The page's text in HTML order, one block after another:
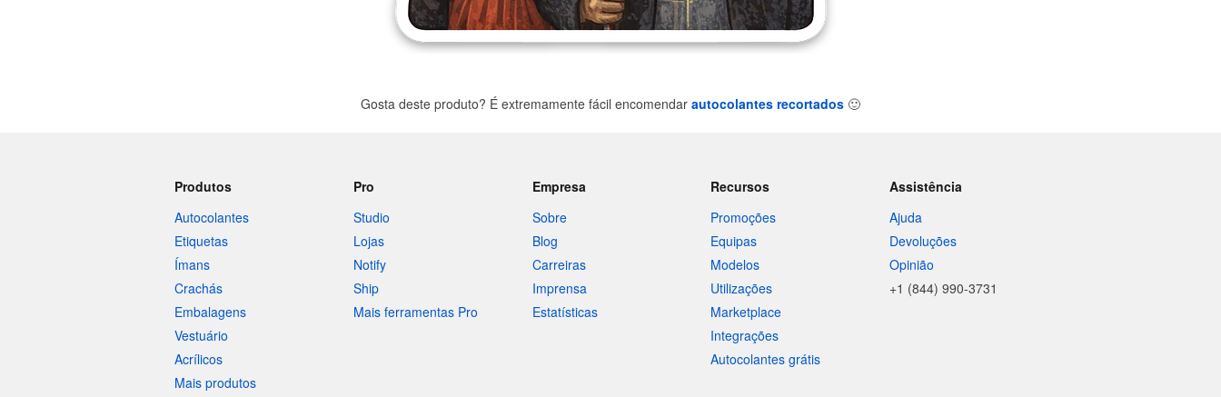
Gosta deste produto? É extremamente fácil encomendar autocolantes recortados 🙂
Produtos
Autocolantes
Etiquetas
Ímans
Crachás
Embalagens
Vestuário
Acrílicos
Mais produtos
Pro
Studio
Lojas
Notify
Ship
Mais ferramentas Pro
Empresa
Sobre
Blog
Carreiras
Imprensa
Estatísticas
Recursos
Promoções
Equipas
Modelos
Utilizações
Marketplace
Integrações
Autocolantes grátis
Assistência
Ajuda
Devoluções
Opinião
+1 (844) 990-3731